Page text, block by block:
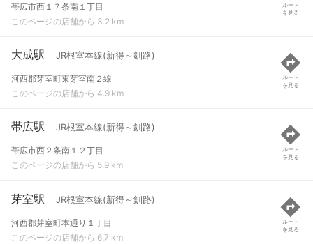
帯広市西１７条南１丁目
このページの店舗から 3.2 km
ルート
を見る
大成駅 JR根室本線(新得～釧路)
河西郡芽室町東芽室南２線
このページの店舗から 4.9 km
ルート
を見る
帯広駅 JR根室本線(新得～釧路)
帯広市西２条南１２丁目
このページの店舗から 5.9 km
ルート
を見る
芽室駅 JR根室本線(新得～釧路)
河西郡芽室町本通り１丁目
このページの店舗から 6.7 km
ルート
を見る